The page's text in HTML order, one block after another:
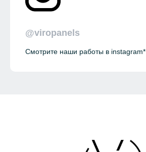
@viropanels
Смотрите наши работы в instagram*